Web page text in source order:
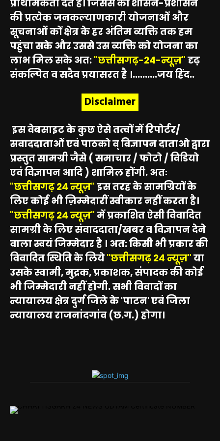
प्राथमिकता देते हैं। जिससे की शासन-प्रशासन
की प्रत्येक जनकल्याणकारी योजनाओं और
सूचनाओं कों क्षेत्र के हर अंतिम व्यक्ति तक हम
पहुंचा सके और उससे उस व्यक्ति को योजना का
लाभ मिल सके अत:"छत्तीसगढ़-24-न्यूज़"दृढ़
संकल्पित व सदैव प्रयासरत है ।..........जय हिंद..
Disclaimer
इस वेबसाइट के कुछ ऐसे तत्वों में रिपोर्टर/
सवाददाताओं एवं पाठको व् विज्ञापन दाताओ द्वारा
प्रस्तुत सामग्री जैसे ( समाचार / फोटो / विडियो
एवं विज्ञापन आदि ) शामिल होंगी. अतः
"छत्तीसगढ़ 24 न्यूज़"इस तरह के सामग्रियों के
लिए कोई भी ज़िम्मेदारीं स्वीकार नहीं करता है।
"छत्तीसगढ़ 24 न्यूज़"में प्रकाशित ऐसी विवादित
सामग्री के लिए संवाददाता/खबर व विज्ञापन देने
वाला स्वयं जिम्मेदार है । अत: किसी भी प्रकार की
विवादित स्थिति के लिये"छत्तीसगढ़ 24 न्यूज़"या
उसके स्वामी, मुद्रक, प्रकाशक, संपादक की कोई
भी जिम्मेदारी नहीं होगी. सभी विवादों का
न्यायालय क्षेत्र दुर्ग जिले के 'पाटन' एवं जिला
न्यायालय राजनांदगांव (छ.ग.) होगा।